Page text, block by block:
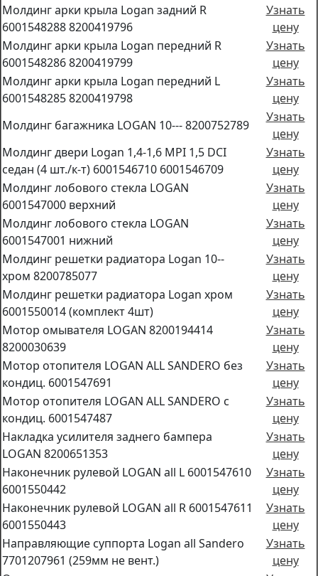
Молдинг арки крыла Logan задний R
6001548288 8200419796
Узнать
цену
Молдинг арки крыла Logan передний R
6001548286 8200419799
Узнать
цену
Молдинг арки крыла Logan передний L
6001548285 8200419798
Узнать
цену
Молдинг багажника LOGAN 10--- 8200752789
Узнать
цену
Молдинг двери Logan 1,4-1,6 MPI 1,5 DCI
седан (4 шт./к-т) 6001546710 6001546709
Узнать
цену
Молдинг лобового стекла LOGAN
6001547000 верхний
Узнать
цену
Молдинг лобового стекла LOGAN
6001547001 нижний
Узнать
цену
Молдинг решетки радиатора Logan 10--
хром 8200785077
Узнать
цену
Молдинг решетки радиатора Logan хром
6001550014 (комплект 4шт)
Узнать
цену
Мотор омывателя LOGAN 8200194414
8200030639
Узнать
цену
Мотор отопителя LOGAN ALL SANDERO без
кондиц. 6001547691
Узнать
цену
Мотор отопителя LOGAN ALL SANDERO с
кондиц. 6001547487
Узнать
цену
Накладка усилителя заднего бампера
LOGAN 8200651353
Узнать
цену
Наконечник рулевой LOGAN all L 6001547610
6001550442
Узнать
цену
Наконечник рулевой LOGAN all R 6001547611
6001550443
Узнать
цену
Направляющие суппорта Logan all Sandero
7701207961 (259мм не вент.)
Узнать
цену